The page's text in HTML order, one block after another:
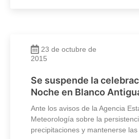
23 de octubre de
2015
Se suspende la
Noche en Blanco
Ante los avisos de la Agencia
Meteorología sobre la
precipitaciones y mantenerse las